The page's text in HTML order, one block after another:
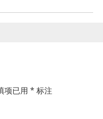
项已用 * 标注